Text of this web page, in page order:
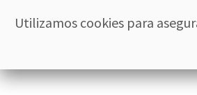
Utilizamos cookies para